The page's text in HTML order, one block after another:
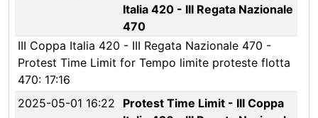
Italia 420 - III Regata Nazionale
470
III Coppa Italia 420 - III Regata Nazionale 470 -
Protest Time Limit for Tempo limite proteste flotta
470: 17:16
2025-05-01 16:22
Protest Time Limit - III Coppa